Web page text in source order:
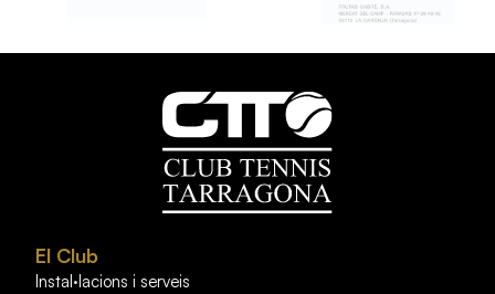
El Club
Instal·lacions i serveis